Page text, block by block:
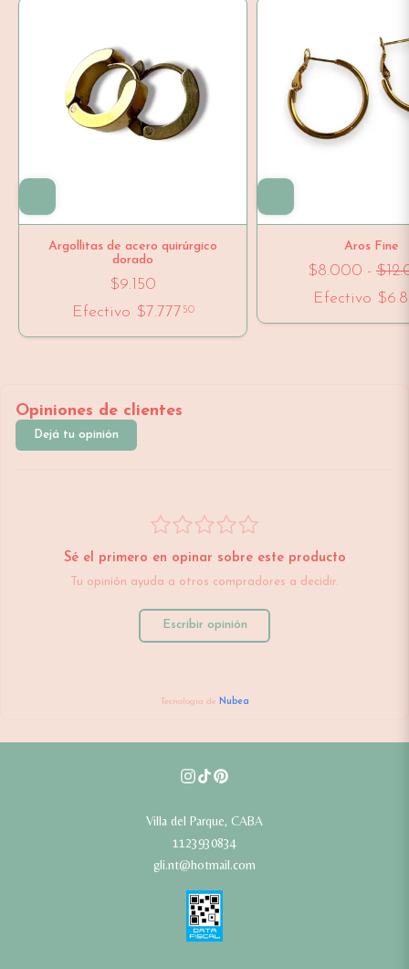
Argollitas de acero quirúrgico
dorado
$9.150
Efectivo $7.777 50
Aros Fine
$8.000 -
Efectivo
Opiniones de clientes
Dejá tu opinión
Sé el primero en opinar sobre este producto
Tu opinión ayuda a otros compradores a decidir.
Escribir opinión
Tecnología de Nubea
Villa del Parque, CABA
1123930834
gli.nt@hotmail.com